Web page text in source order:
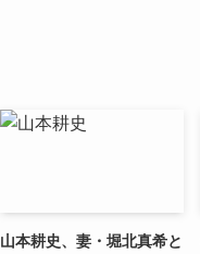
山本耕史、妻・堀北真希と